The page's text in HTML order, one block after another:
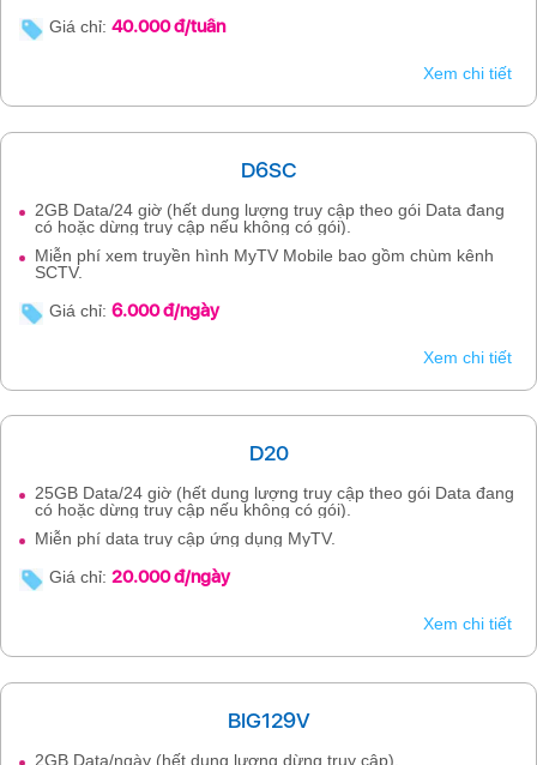
Giá chỉ: 40.000 đ/tuần
Xem chi tiết
D6SC
2GB Data/24 giờ (hết dung lượng truy cập theo gói Data đang
có hoặc dừng truy cập nếu không có gói).
Miễn phí xem truyền hình MyTV Mobile bao gồm chùm kênh
SCTV.
Giá chỉ: 6.000 đ/ngày
Xem chi tiết
D20
25GB Data/24 giờ (hết dung lượng truy cập theo gói Data đang
có hoặc dừng truy cập nếu không có gói).
Miễn phí data truy cập ứng dụng MyTV.
Giá chỉ: 20.000 đ/ngày
Xem chi tiết
BIG129V
2GB Data/ngày (hết dung lượng dừng truy cập).